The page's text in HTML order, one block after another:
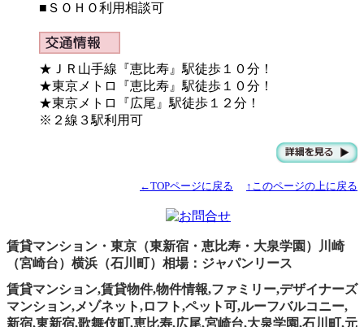
■ＳＯＨＯ利用相談可
★ＪＲ山手線『恵比寿』駅徒歩１０分！
★東京メトロ『恵比寿』駅徒歩１０分！
★東京メトロ『広尾』駅徒歩１２分！
※２線３駅利用可
←TOPページに戻る ↑このページの上に戻る
賃貸マンション・東京（東新宿・恵比寿・大泉学園）川崎
（宮崎台）横浜（石川町）相場：ジャパンリース
賃貸マンション,賃貸物件,物件情報,ファミリー,デザイナーズ
マンション,メゾネット,ロフト,ペット可,ルーフバルコニー,
新宿,東新宿,歌舞伎町,恵比寿,広尾,宮崎台,大泉学園,石川町,元